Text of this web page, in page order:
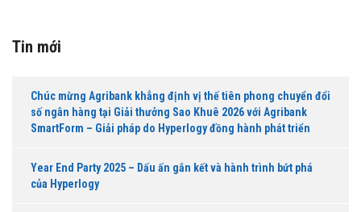
Tin mới
Chúc mừng Agribank khẳng định vị thế tiên phong chuyển đổi
số ngân hàng tại Giải thưởng Sao Khuê 2026 với Agribank
SmartForm – Giải pháp do Hyperlogy đồng hành phát triển
Year End Party 2025 – Dấu ấn gắn kết và hành trình bứt phá
của Hyperlogy